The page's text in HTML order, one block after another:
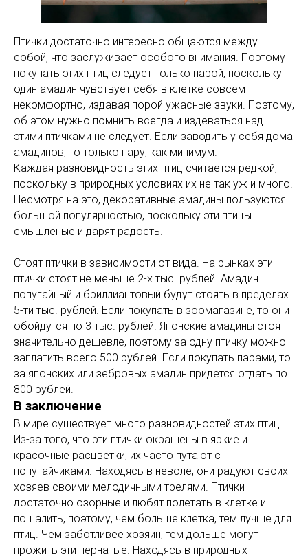
Птички достаточно интересно общаются между
собой, что заслуживает особого внимания. Поэтому
покупать этих птиц следует только парой, поскольку
один амадин чувствует себя в клетке совсем
некомфортно, издавая порой ужасные звуки. Поэтому,
об этом нужно помнить всегда и издеваться над
этими птичками не следует. Если заводить у себя дома
амадинов, то только пару, как минимум.
Каждая разновидность этих птиц считается редкой,
поскольку в природных условиях их не так уж и много.
Несмотря на это, декоративные амадины пользуются
большой популярностью, поскольку эти птицы
смышленые и дарят радость.
Стоят птички в зависимости от вида. На рынках эти
птички стоят не меньше 2-х тыс. рублей. Амадин
попугайный и бриллиантовый будут стоять в пределах
5-ти тыс. рублей. Если покупать в зоомагазине, то они
обойдутся по 3 тыс. рублей. Японские амадины стоят
значительно дешевле, поэтому за одну птичку можно
заплатить всего 500 рублей. Если покупать парами, то
за японских или зебровых амадин придется отдать по
800 рублей.
В заключение
В мире существует много разновидностей этих птиц.
Из-за того, что эти птички окрашены в яркие и
красочные расцветки, их часто путают с
попугайчиками. Находясь в неволе, они радуют своих
хозяев своими мелодичными трелями. Птички
достаточно озорные и любят полетать в клетке и
пошалить, поэтому, чем больше клетка, тем лучше для
птиц. Чем заботливее хозяин, тем дольше могут
прожить эти пернатые. Находясь в природных